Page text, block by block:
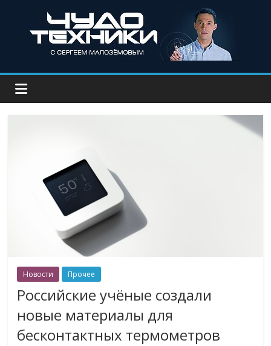
Новости Прочее
Российские учёные создали
новые материалы для
бесконтактных термометров